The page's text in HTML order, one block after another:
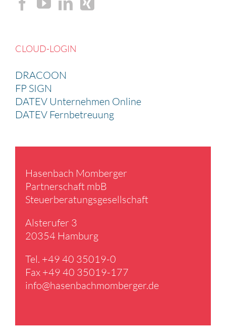
CLOUD-LOGIN
DRACOON
FP SIGN
DATEV Unternehmen Online
DATEV Fernbetreuung
Hasen­bach Momberger
Partner­schaft mbB
Steuer­be­ra­tungs­ge­sell­schaft
Alster­ufer 3
20354 Hamburg
Tel. +49 40 35019-0
Fax +49 40 35019-177
info@​hasenbachmomberger.​de